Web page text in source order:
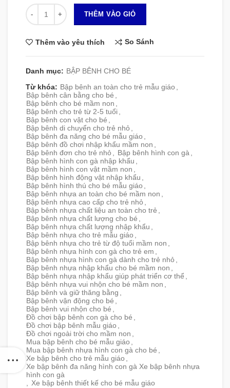
Số lượng
THÊM VÀO GIỎ
Thêm vào yêu thích So Sánh
Danh mục: BẬP BÊNH CHO BÉ
Từ khóa: Bập bênh an toàn cho trẻ mẫu giáo ,
Bập bênh cân bằng cho bé ,
Bập bênh cho bé mầm non ,
Bập bênh cho trẻ từ 2-5 tuổi,
Bập bênh con vật cho bé ,
Bập bênh di chuyển cho trẻ nhỏ ,
Bập bênh đa năng cho bé mẫu giáo ,
Bập bênh đồ chơi nhập khẩu mầm non ,
Bập bênh đơn cho trẻ nhỏ , Bập bênh hình con gà,
Bập bênh hình con gà nhập khẩu ,
Bập bênh hình con vật mầm non ,
Bập bênh hình động vật nhập khẩu ,
Bập bênh hình thú cho bé mẫu giáo ,
Bập bênh nhựa an toàn cho bé mầm non ,
Bập bênh nhựa cao cấp cho trẻ nhỏ ,
Bập bênh nhựa chất liệu an toàn cho trẻ ,
Bập bênh nhựa chất lượng cho bé ,
Bập bênh nhựa chất lượng nhập khẩu ,
Bập bênh nhựa cho trẻ mẫu giáo ,
Bập bênh nhựa cho trẻ từ độ tuổi mầm non ,
Bập bênh nhựa hình con gà cho trẻ em ,
Bập bênh nhựa hình con gà dành cho trẻ nhỏ ,
Bập bênh nhựa nhập khẩu cho bé mầm non ,
Bập bênh nhựa nhập khẩu giúp phát triển cơ thể ,
Bập bênh nhựa vui nhộn cho bé mầm non ,
Bập bênh và giữ thăng bằng ,
Bập bênh vận động cho bé ,
Bập bênh vui nhộn cho bé ,
Đồ chơi bập bênh con gà cho bé ,
Đồ chơi bập bênh mẫu giáo ,
Đồ chơi ngoài trời cho mầm non ,
Mua bập bênh cho bé mẫu giáo ,
Mua bập bênh nhựa hình con gà cho bé ,
Xe bập bênh cho trẻ mẫu giáo ,
Xe bập bênh đa năng hình con gà Xe bập bênh nhựa
hình con gà
, Xe bập bênh thiết kế cho bé mẫu giáo